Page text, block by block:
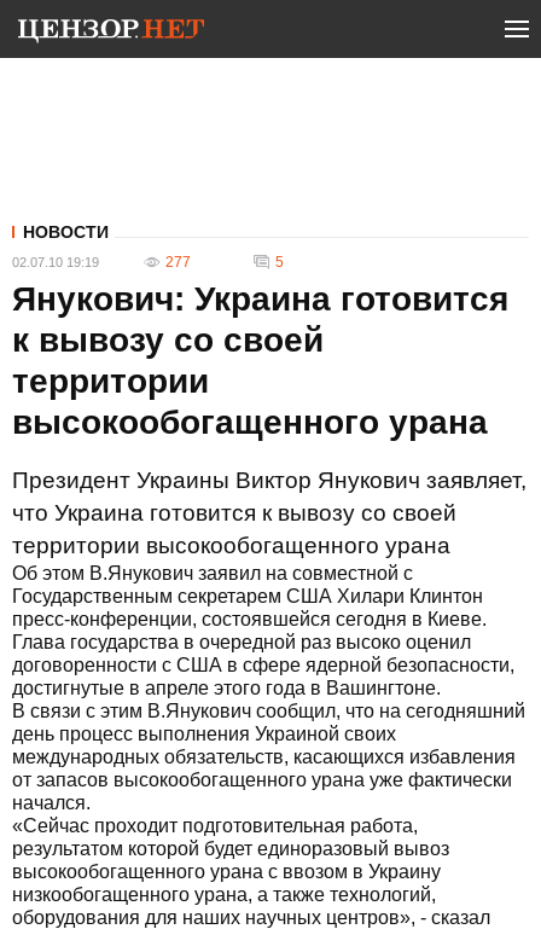
НОВОСТИ
02.07.10 19:19 277 5
Янукович: Украина готовится
к вывозу со своей
территории
высокообогащенного урана
Президент Украины Виктор Янукович заявляет,
что Украина готовится к вывозу со своей
территории высокообогащенного урана
Об этом В.Янукович заявил на совместной с
Государственным секретарем США Хилари Клинтон
пресс-конференции, состоявшейся сегодня в Киеве.
Глава государства в очередной раз высоко оценил
договоренности с США в сфере ядерной безопасности,
достигнутые в апреле этого года в Вашингтоне.
В связи с этим В.Янукович сообщил, что на сегодняшний
день процесс выполнения Украиной своих
международных обязательств, касающихся избавления
от запасов высокообогащенного урана уже фактически
начался.
«Сейчас проходит подготовительная работа,
результатом которой будет единоразовый вывоз
высокообогащенного урана с ввозом в Украину
низкообогащенного урана, а также технологий,
оборудования для наших научных центров», - сказал